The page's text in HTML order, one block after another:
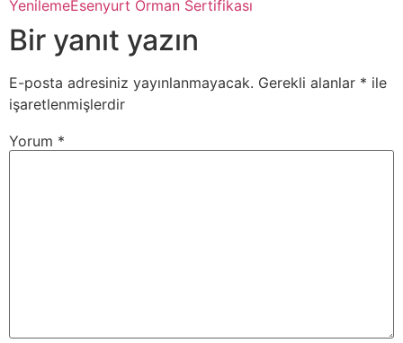
YenilemeEsenyurt Orman Sertifikası
Bir yanıt yazın
E-posta adresiniz yayınlanmayacak. Gerekli alanlar * ile
işaretlenmişlerdir
Yorum *